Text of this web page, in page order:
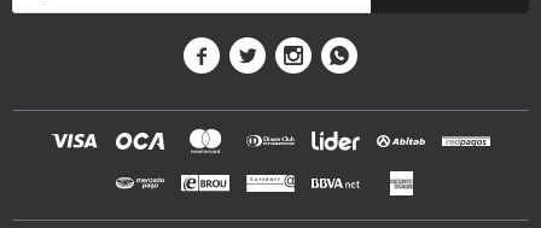
   